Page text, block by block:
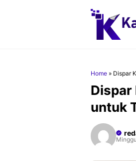
Home » Dispar
Dispar
untuk